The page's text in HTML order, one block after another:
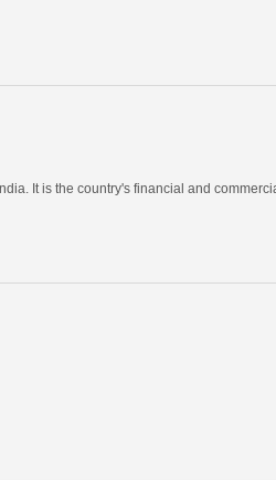
It is the country's financial and